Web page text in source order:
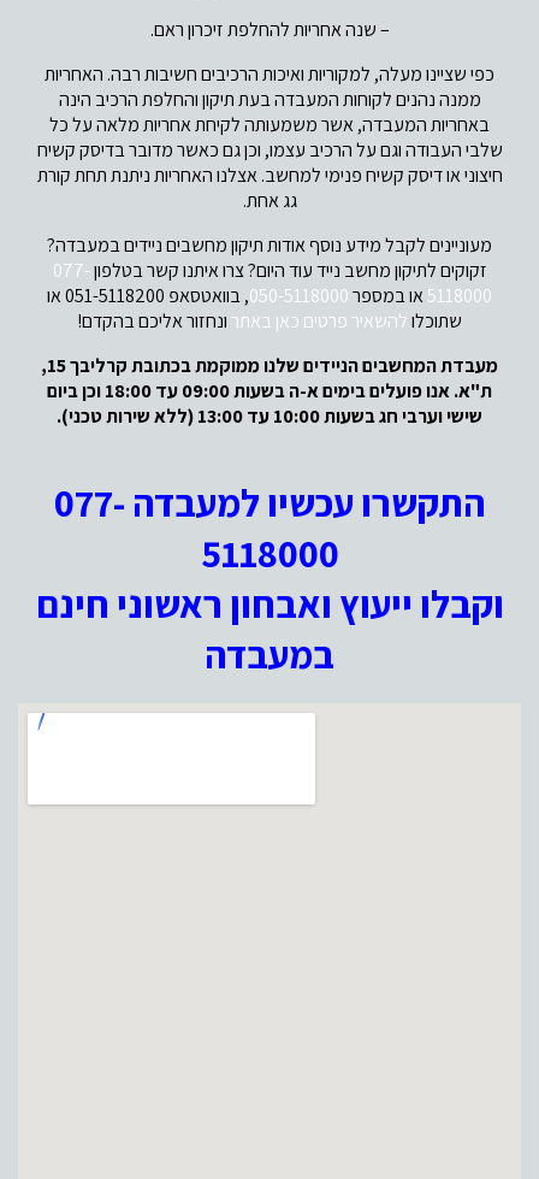
– שנה אחריות להחלפת זיכרון ראם.
כפי שציינו מעלה, למקוריות ואיכות הרכיבים חשיבות רבה. האחריות
ממנה נהנים לקוחות המעבדה בעת תיקון והחלפת הרכיב הינה
באחריות המעבדה, אשר משמעותה לקיחת אחריות מלאה על כל
שלבי העבודה וגם על הרכיב עצמו, וכן גם כאשר מדובר בדיסק קשיח
חיצוני או דיסק קשיח פנימי למחשב. אצלנו האחריות ניתנת תחת קורת
גג אחת.
מעוניינים לקבל מידע נוסף אודות תיקון מחשבים ניידים במעבדה?
זקוקים לתיקון מחשב נייד עוד היום? צרו איתנו קשר בטלפון077-
5118000או במספר050-5118000
, בוואטסאפ 051-5118200 או
שתוכלולהשאיר פרטים כאן באתרונחזור אליכם בהקדם!
מעבדת המחשבים הניידים שלנו ממוקמת בכתובת קרליבך 15,
ת"א. אנו פועלים בימים א-ה בשעות 09:00 עד 18:00 וכן ביום
שישי וערבי חג בשעות 10:00 עד 13:00 (ללא שירות טכני).
התקשרו עכשיו למעבדה 077-
5118000
וקבלו ייעוץ ואבחון ראשוני חינם
במעבדה